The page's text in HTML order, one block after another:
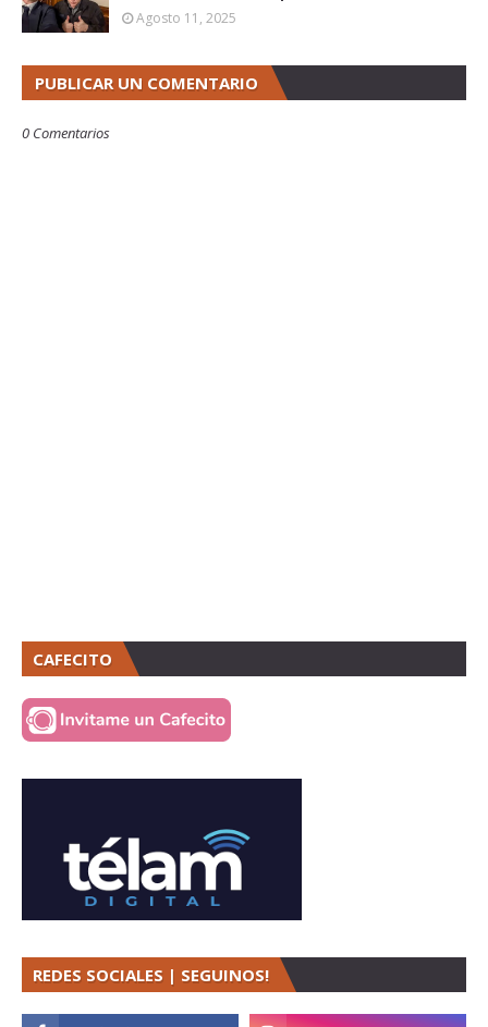
Agosto 11, 2025
PUBLICAR UN COMENTARIO
0 Comentarios
CAFECITO
REDES SOCIALES | SEGUINOS!